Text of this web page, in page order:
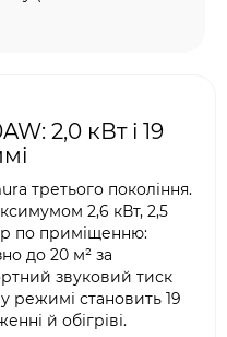
2,0 кВт і 19
третього покоління.
2,6 кВт, 2,5
по приміщенню:
до 20 м² за
звуковий тиск
режимі становить 19
й обігріві.